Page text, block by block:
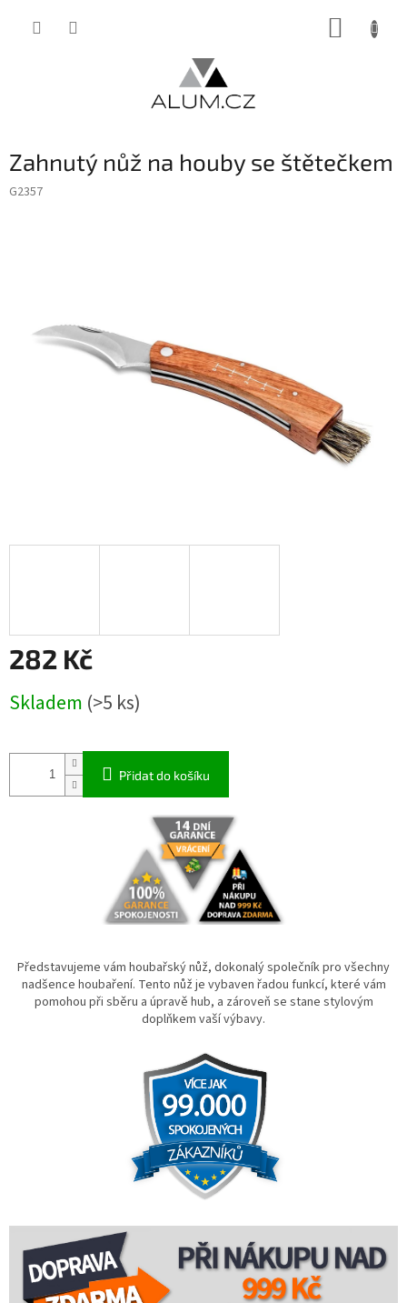
Zahnutý nůž na houby se štětečkem
G2357
282 Kč
cena:
Skladem (>5 ks)
Přidat do košíku
Představujeme vám houbařský nůž, dokonalý společník pro všechny
nadšence houbaření. Tento nůž je vybaven řadou funkcí, které vám
pomohou při sběru a úpravě hub, a zároveň se stane stylovým
doplňkem vaší výbavy.